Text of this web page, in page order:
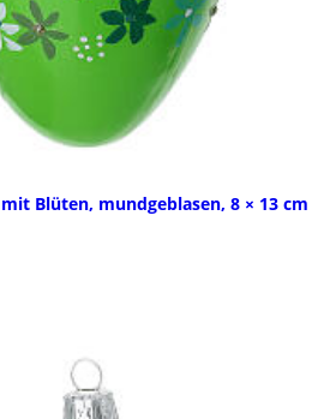
Blüten, mundgeblasen, 8 × 13 cm